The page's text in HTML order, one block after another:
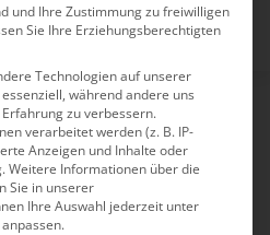
Agentur
und Ihre Zustimmung zu freiwilligen
Sie Ihre Erziehungsberechtigten
Technologien auf unserer
während andere uns
zu verbessern.
verarbeitet werden (z. B. IP-
Anzeigen und Inhalte oder
Weitere Informationen über die
Sie in unserer
Ihre Auswahl jederzeit unter